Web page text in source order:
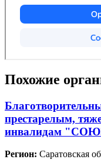
Похожие
престарелым,
инвалидам
Регион: Саратовская